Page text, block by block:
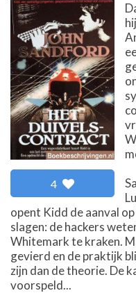
4
opent Kidd de aanval
slagen: de hackers
Whitemark te kraken.
gevierd en de praktijk
zijn dan de theorie. De
voorspeld...